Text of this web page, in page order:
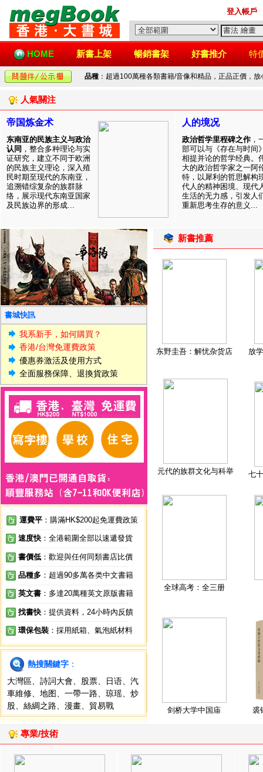
登入帳戶
HOME 新書上架 暢銷書架 好書推介 特
品種 ：超過100萬種各類書籍/音像和精品，正品正價，
人氣關注
帝国炼金术
东南亚的民族主义与政治
认同 ，整合多种理论与实
证研究，建立不同于欧洲
的民族主义理论，深入殖
民时期至现代的东南亚，
追溯错综复杂的族群脉
络，展示现代东南亚国家
及民族边界的形成...
人的境况
政治哲学里程碑之作 ，
部可以与《存在与时间
相提并论的哲学经典。
大的政治哲学家之一阿
特，以犀利的哲思解构
代人的精神困境、现代
生活的无力感，引发人
重新思考生存的意义...
書城快訊
我系新手，如何購買？
香港/台灣免運費政策
優惠券激活及使用方式
全面服務保障、退換貨政策
運費平 ：購滿HK$200起免運費政策
速度快 ：全港範圍全部以速遞發貨
書價低 ：歡迎與任何同類書店比價
品種多 ：超過90多萬各类中文書籍
英文書 ：多達20萬種英文原版書籍
找書快 ：提供資料，24小時內反饋
環保包裝 ：採用紙箱、氣泡紙材料
熱搜關鍵字 ：
大灣區
詩詞大會 股票 日语
汽
車維修
地图 一帶一路 琼瑶
炒
股
絲綢之路 漫畫 貿易戰
新書推薦
东野圭吾：解忧杂货店 放
元代的族群文化与科举 七
全球高考：全三册
剑桥大学中国庙 裘
專業/技術